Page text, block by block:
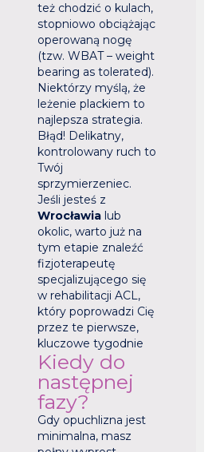
też chodzić o kulach,
stopniowo obciążając
operowaną nogę
(tzw. WBAT – weight
bearing as tolerated).
Niektórzy myślą, że
leżenie plackiem to
najlepsza strategia.
Błąd! Delikatny,
kontrolowany ruch to
Twój
sprzymierzeniec.
Jeśli jesteś z
Wrocławialub
okolic, warto już na
tym etapie znaleźć
fizjoterapeutę
specjalizującego się
w rehabilitacji ACL,
który poprowadzi Cię
przez te pierwsze,
kluczowe tygodnie
Kiedy do
następnej
fazy?
Gdy opuchlizna jest
minimalna, masz